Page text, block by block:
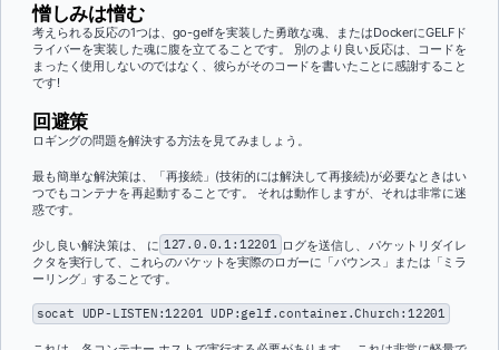
憎しみは憎む
考えられる反応の1つは、go-gelfを実装した勇敢な魂、またはDockerにGELFド
ライバーを実装した魂に腹を立てることです。 別のより良い反応は、コードを
まったく使用しないのではなく、彼らがそのコードを書いたことに感謝すること
です!
回避策
ロギングの問題を解決する方法を見てみましょう。
最も簡単な解決策は、「再接続」(技術的には解決して再接続)が必要なときはい
つでもコンテナを再起動することです。 それは動作しますが、それは非常に迷
惑です。
少し良い解決策は、 に 127.0.0.1:12201 ログを送信し、パケットリダイレ
クタを実行して、これらのパケットを実際のロガーに「バウンス」または「ミラ
ーリング」することです。
socat UDP-LISTEN:12201 UDP:gelf.container.Church:12201